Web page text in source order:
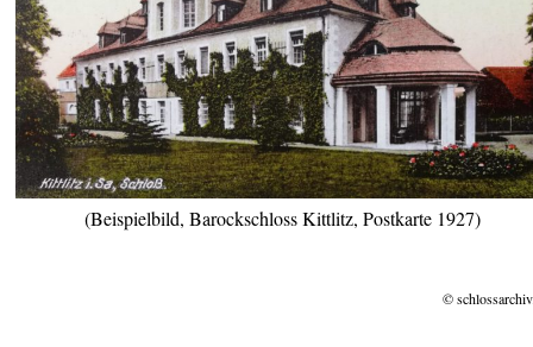
(Beispielbild, Barockschloss Kittlitz, Postkarte 1927)
©